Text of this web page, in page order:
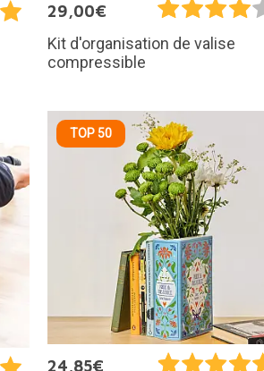
29,00€
Kit d'organisation de valise
compressible
TOP 50
24,85€